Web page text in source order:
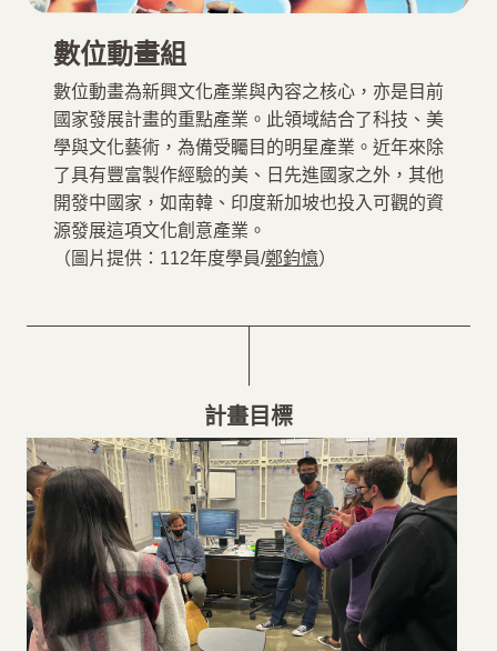
數位動畫組
數位動畫為新興文化產業與內容之核心，亦是目前
國家發展計畫的重點產業。此領域結合了科技、美
學與文化藝術，為備受矚目的明星產業。近年來除
了具有豐富製作經驗的美、日先進國家之外，其他
開發中國家，如南韓、印度新加坡也投入可觀的資
源發展這項文化創意產業。
（圖片提供：112年度學員/鄭鈞憶）
計畫目標
計畫目標